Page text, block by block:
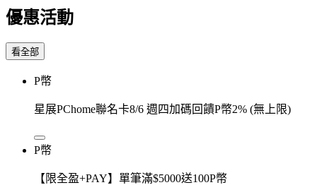
優惠活動
看全部
P幣
星展PChome聯名卡8/6 週四加碼回饋P幣2% (無上限)
P幣
【限全盈+PAY】單筆滿$5000送100P幣